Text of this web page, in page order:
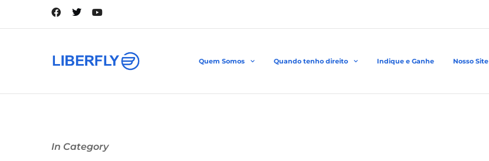
Quem Somos Quando tenho direito Indique e Ganhe Nosso Site
In Category